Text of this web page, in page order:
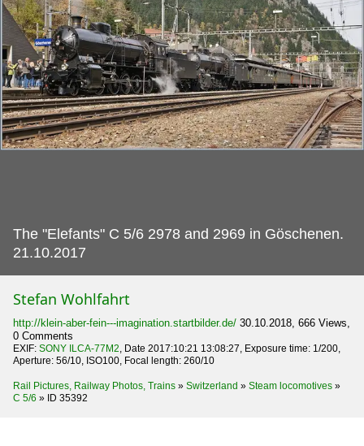
The "Elefants" C 5/6 2978 and 2969 in Göschenen.
21.10.2017
Stefan Wohlfahrt
http://klein-aber-fein---imagination.startbilder.de/ 30.10.2018, 666 Views,
0 Comments
EXIF: SONY ILCA-77M2, Date 2017:10:21 13:08:27, Exposure time: 1/200,
Aperture: 56/10, ISO100, Focal length: 260/10
Rail Pictures, Railway Photos, Trains » Switzerland » Steam locomotives »
C 5/6 » ID 35392